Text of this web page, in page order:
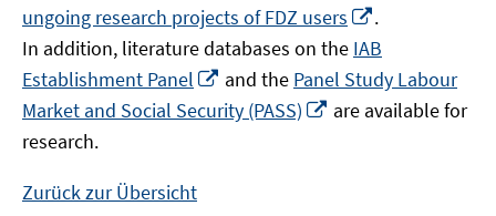
ungoing research projects of FDZ users
neuem
Fenster
öffnen
.
In addition, literature databases on the IAB
Establishment Panel
In
neuem
Fenster
and the Panel Study Labour
Market and Social Security (PASS)
In
are available for
research.
Zurück zur Übersicht